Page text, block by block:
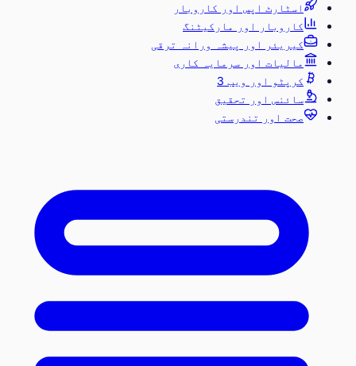
اسٹارٹ اپس اور کاروبار
کاروبار اور مارکیٹنگ
کیریئر اور پیشہ ورانہ ترقی
مالیات اور سرمایہ کاری
کرپٹو اور ویب 3
سائنس اور تحقیق
صحت اور تندرستی